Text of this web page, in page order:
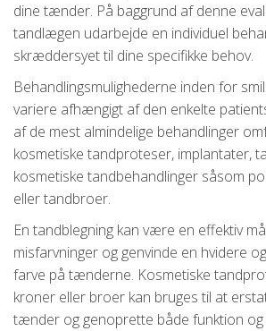
dine tænder. På baggrund af denne
tandlægen udarbejde en individuel
skræddersyet til dine specifikke behov.
Behandlingsmulighederne inden for
variere afhængigt af den enkelte
af de mest almindelige behandlinger
kosmetiske tandproteser, implantater,
kosmetiske tandbehandlinger såsom
eller tandbroer.
En tandblegning kan være en effektiv
misfarvninger og genvinde en hvidere
farve på tænderne. Kosmetiske
kroner eller broer kan bruges til at
tænder og genoprette både funktion